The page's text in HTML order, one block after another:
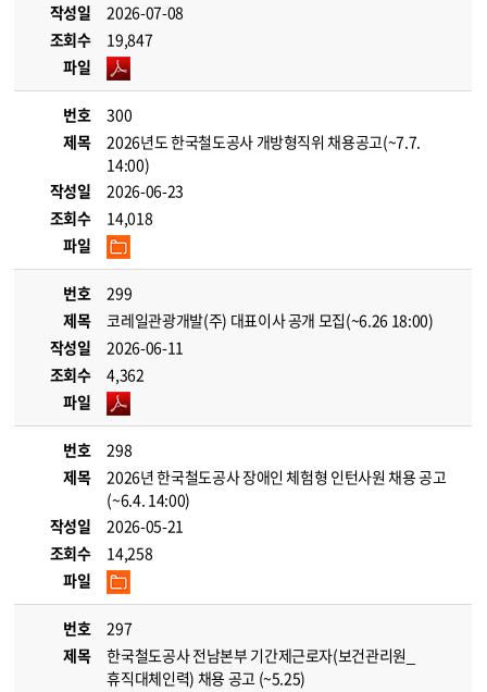
작성일
2026-07-08
조회수
19,847
파일
번호
300
제목
2026년도 한국철도공사 개방형직위 채용공고(~7.7.
14:00)
작성일
2026-06-23
조회수
14,018
파일
번호
299
제목
코레일관광개발(주) 대표이사 공개 모집(~6.26 18:00)
작성일
2026-06-11
조회수
4,362
파일
번호
298
제목
2026년 한국철도공사 장애인 체험형 인턴사원 채용 공고
(~6.4. 14:00)
작성일
2026-05-21
조회수
14,258
파일
번호
297
제목
한국철도공사 전남본부 기간제근로자(보건관리원_
휴직대체인력) 채용 공고 (~5.25)